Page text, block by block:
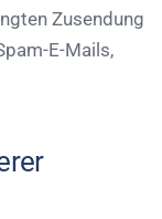
Zusendung
E-Mails,